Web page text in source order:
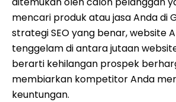
mencari produk atau jasa Anda di
strategi SEO yang benar, website
tenggelam di antara jutaan
berarti kehilangan prospek
membiarkan kompetitor Anda
keuntungan.